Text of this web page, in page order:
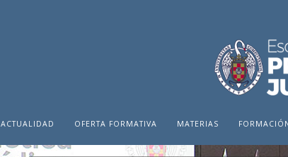
ACTUALIDAD OFERTA FORMATIVA MATERIAS